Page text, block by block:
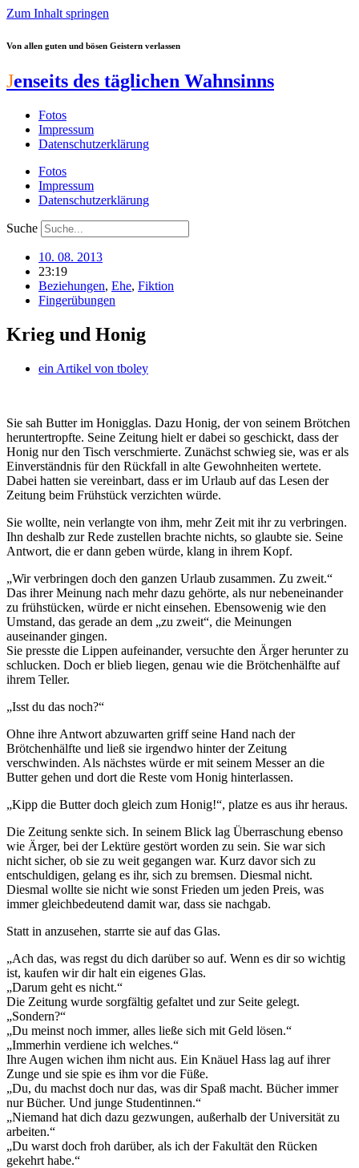
Zum Inhalt springen
Von allen guten und bösen Geistern verlassen
Jenseits des täglichen Wahnsinns
Fotos
Impressum
Datenschutzerklärung
Fotos
Impressum
Datenschutzerklärung
Suche
10. 08. 2013
23:19
Beziehungen, Ehe, Fiktion
Fingerübungen
Krieg und Honig
ein Artikel von tboley
Sie sah Butter im Honigglas. Dazu Honig, der von seinem Brötchen
heruntertropfte. Seine Zeitung hielt er dabei so geschickt, dass der
Honig nur den Tisch verschmierte. Zunächst schwieg sie, was er als
Einverständnis für den Rückfall in alte Gewohnheiten wertete.
Dabei hatten sie vereinbart, dass er im Urlaub auf das Lesen der
Zeitung beim Frühstück verzichten würde.
Sie wollte, nein verlangte von ihm, mehr Zeit mit ihr zu verbringen.
Ihn deshalb zur Rede zustellen brachte nichts, so glaubte sie. Seine
Antwort, die er dann geben würde, klang in ihrem Kopf.
„Wir verbringen doch den ganzen Urlaub zusammen. Zu zweit.“
Das ihrer Meinung nach mehr dazu gehörte, als nur nebeneinander
zu frühstücken, würde er nicht einsehen. Ebensowenig wie den
Umstand, das gerade an dem „zu zweit“, die Meinungen
auseinander gingen.
Sie presste die Lippen aufeinander, versuchte den Ärger herunter zu
schlucken. Doch er blieb liegen, genau wie die Brötchenhälfte auf
ihrem Teller.
„Isst du das noch?“
Ohne ihre Antwort abzuwarten griff seine Hand nach der
Brötchenhälfte und ließ sie irgendwo hinter der Zeitung
verschwinden. Als nächstes würde er mit seinem Messer an die
Butter gehen und dort die Reste vom Honig hinterlassen.
„Kipp die Butter doch gleich zum Honig!“, platze es aus ihr heraus.
Die Zeitung senkte sich. In seinem Blick lag Überraschung ebenso
wie Ärger, bei der Lektüre gestört worden zu sein. Sie war sich
nicht sicher, ob sie zu weit gegangen war. Kurz davor sich zu
entschuldigen, gelang es ihr, sich zu bremsen. Diesmal nicht.
Diesmal wollte sie nicht wie sonst Frieden um jeden Preis, was
immer gleichbedeutend damit war, dass sie nachgab.
Statt in anzusehen, starrte sie auf das Glas.
„Ach das, was regst du dich darüber so auf. Wenn es dir so wichtig
ist, kaufen wir dir halt ein eigenes Glas.
„Darum geht es nicht.“
Die Zeitung wurde sorgfältig gefaltet und zur Seite gelegt.
„Sondern?“
„Du meinst noch immer, alles ließe sich mit Geld lösen.“
„Immerhin verdiene ich welches.“
Ihre Augen wichen ihm nicht aus. Ein Knäuel Hass lag auf ihrer
Zunge und sie spie es ihm vor die Füße.
„Du, du machst doch nur das, was dir Spaß macht. Bücher immer
nur Bücher. Und junge Studentinnen.“
„Niemand hat dich dazu gezwungen, außerhalb der Universität zu
arbeiten.“
„Du warst doch froh darüber, als ich der Fakultät den Rücken
gekehrt habe.“